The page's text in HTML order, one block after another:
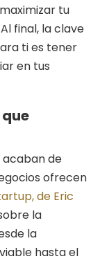
tu
final, la clave
ti es tener
en tus
acaban de
ofrecen
de Eric
la
la
hasta el